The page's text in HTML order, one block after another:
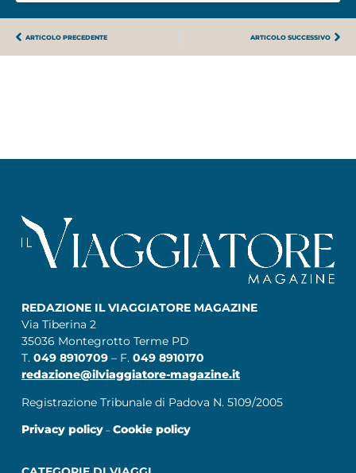
ARTICOLO PRECEDENTE ARTICOLO SUCCESSIVO
REDAZIONE IL VIAGGIATORE MAGAZINE
Via Tiberina 2
35036 Montegrotto Terme PD
T. 049 8910709 – F. 049 8910170
redazione@ilviaggiatore-magazine.it
Registrazione Tribunale di Padova N. 5109/2005
Privacy policy– Cookie policy